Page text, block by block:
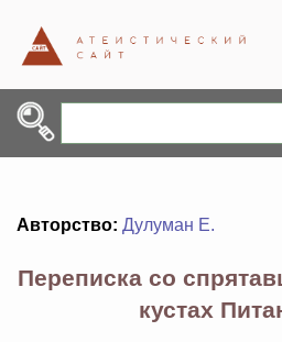
Авторство: Дулуман Е.
Переписка со
кустах